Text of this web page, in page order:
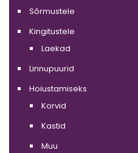
Sõrmustele
Kingitustele
Laekad
Linnupuurid
Hoiustamiseks
Korvid
Kastid
Muu